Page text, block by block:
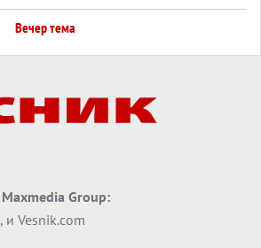
монопол на Западот?
Вечер тема
Вечер тема
ДЛАБОКО УДОЛУ: Сметководствените
Вечер тема
АТОМСКО ДОМИНО НА БЛИСКИОТ
ИСТОК
Maxmedia Group:
, и Vesnik.com